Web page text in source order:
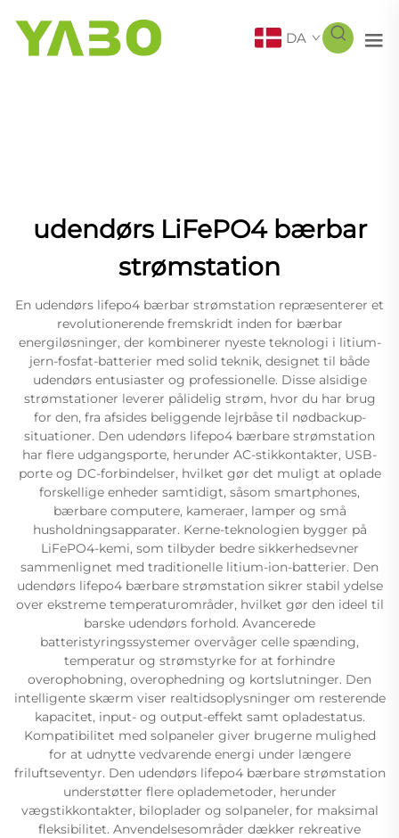
DA
udendørs LiFePO4 bærbar
strømstation
En udendørs lifepo4 bærbar strømstation repræsenterer et
revolutionerende fremskridt inden for bærbar
energiløsninger, der kombinerer nyeste teknologi i litium-
jern-fosfat-batterier med solid teknik, designet til både
udendørs entusiaster og professionelle. Disse alsidige
strømstationer leverer pålidelig strøm, hvor du har brug
for den, fra afsides beliggende lejrbåse til nødbackup-
situationer. Den udendørs lifepo4 bærbare strømstation
har flere udgangsporte, herunder AC-stikkontakter, USB-
porte og DC-forbindelser, hvilket gør det muligt at oplade
forskellige enheder samtidigt, såsom smartphones,
bærbare computere, kameraer, lamper og små
husholdningsapparater. Kerne-teknologien bygger på
LiFePO4-kemi, som tilbyder bedre sikkerhedsevner
sammenlignet med traditionelle litium-ion-batterier. Den
udendørs lifepo4 bærbare strømstation sikrer stabil ydelse
over ekstreme temperaturområder, hvilket gør den ideel til
barske udendørs forhold. Avancerede
batteristyringssystemer overvåger celle spænding,
temperatur og strømstyrke for at forhindre
overophobning, overophedning og kortslutninger. Den
intelligente skærm viser realtidsoplysninger om resterende
kapacitet, input- og output-effekt samt opladestatus.
Kompatibilitet med solpaneler giver brugerne mulighed
for at udnytte vedvarende energi under længere
friluftseventyr. Den udendørs lifepo4 bærbare strømstation
understøtter flere oplademetoder, herunder
vægstikkontakter, biloplader og solpaneler, for maksimal
fleksibilitet. Anvendelsesområder dækker rekreative